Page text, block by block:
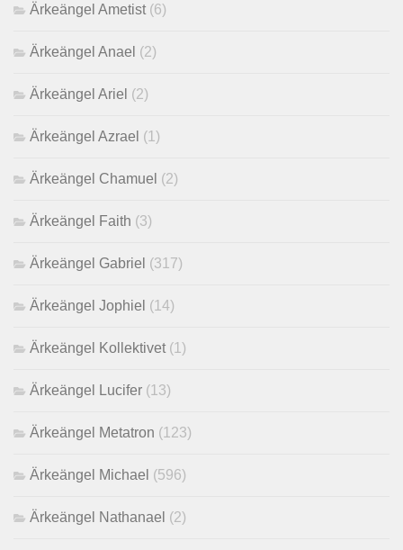
Ärkeängel Ametist (6)
Ärkeängel Anael (2)
Ärkeängel Ariel (2)
Ärkeängel Azrael (1)
Ärkeängel Chamuel (2)
Ärkeängel Faith (3)
Ärkeängel Gabriel (317)
Ärkeängel Jophiel (14)
Ärkeängel Kollektivet (1)
Ärkeängel Lucifer (13)
Ärkeängel Metatron (123)
Ärkeängel Michael (596)
Ärkeängel Nathanael (2)